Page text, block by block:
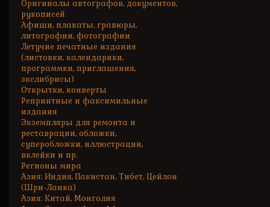
Оригиналы автографов, документов,
рукописей
Афиши, плакаты, гравюры,
литографии, фотографии
Летучие печатные издания
(листовки, календарики,
программки, приглашения,
экслибрисы)
Открытки, конверты
Репринтные и факсимильные
издания
Экземпляры для ремонта и
реставрации, обложки,
суперобложки, иллюстрации,
вклейки и пр.
Регионы мира
Азия: Индия, Пакистан, Тибет, Цейлон
(Шри-Ланка)
Азия: Китай, Монголия